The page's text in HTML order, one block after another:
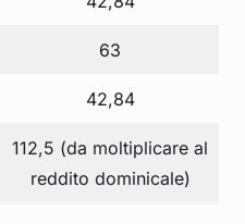
63
42,84
112,5 (da moltiplicare al
reddito dominicale)